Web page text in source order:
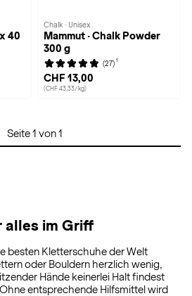
40
Chalk · Unisex
Mammut · Chalk Powder
300 g
(27) 1
CHF 13,00
(CHF 43,33/kg)
Seite 1 von 1
alles im Griff
besten Kletterschuhe der Welt
oder Bouldern herzlich wenig,
Hände keinerlei Halt findest
entsprechende Hilfsmittel wird